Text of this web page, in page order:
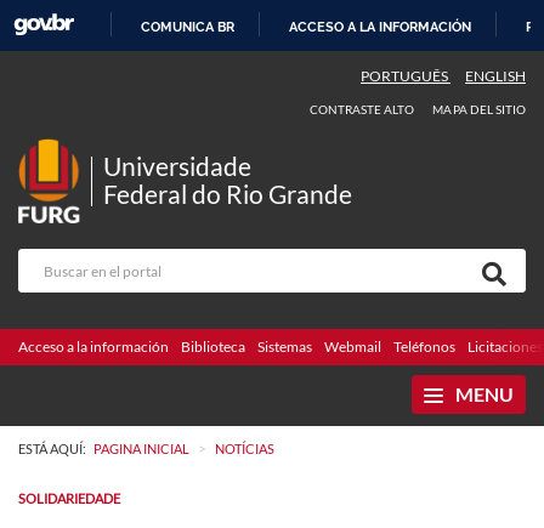
CONTENIDO
COMUNICA BR ACCESO A LA INFORMACIÓN
PORTUGUÊS ENGLISH
CONTRASTE ALTO MAPA DEL SITIO
Universidade
Federal do Rio Grande
Acceso a la información Biblioteca Sistemas Webmail Teléfonos Licitaciones
MENU
ESTÁ AQUÍ: PAGINA INICIAL > NOTÍCIAS
SOLIDARIEDADE